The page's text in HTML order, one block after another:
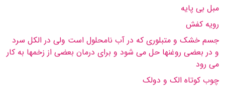
مبل بی پایه
رویه کفش
جسم خشک و متبلوری که در آب نامحلول است ولی در الکل سرد
و در بعضی روغنها حل می شود و برای درمان بعضی از زخمها به کار
می رود
چوب کوتاه الک و دولک